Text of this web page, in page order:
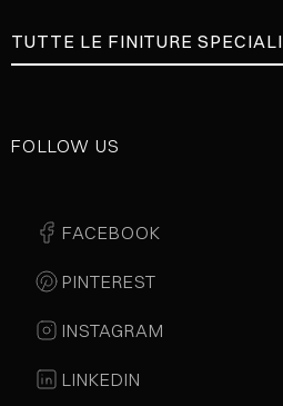
TUTTE LE FINITURE SPECIALI
FOLLOW US
FACEBOOK
PINTEREST
INSTAGRAM
LINKEDIN